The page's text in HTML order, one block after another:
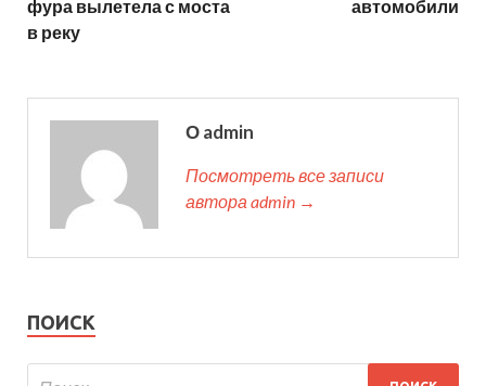
фура вылетела с моста
в реку
автомобили
О admin
Посмотреть все записи
автора admin →
ПОИСК